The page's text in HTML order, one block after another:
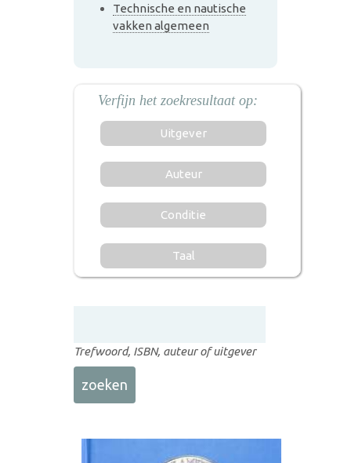
Technische en nautische
vakken algemeen
Uitgever
Auteur
Conditie
Taal
Trefwoord, ISBN, auteur of uitgever